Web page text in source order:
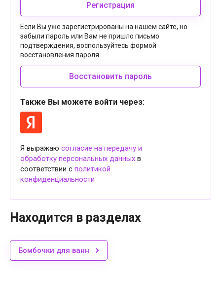
Регистрация
Если Вы уже зарегистрированы на нашем сайте, но
забыли пароль или Вам не пришло письмо
подтверждения, воспользуйтесь формой
восстановления пароля.
Восстановить пароль
Также Вы можете войти через:
Я выражаю согласие на передачу и
обработку персональных данных в
соответствии с политикой
конфиденциальности
Находится в разделах
Бомбочки для ванн